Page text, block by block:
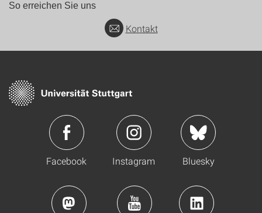
So erreichen Sie uns
Kontakt
Facebook Instagram Bluesky